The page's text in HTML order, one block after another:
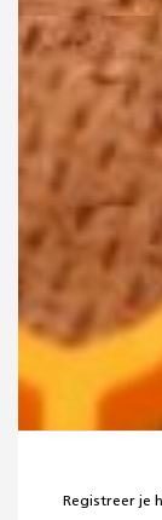
Registreer je